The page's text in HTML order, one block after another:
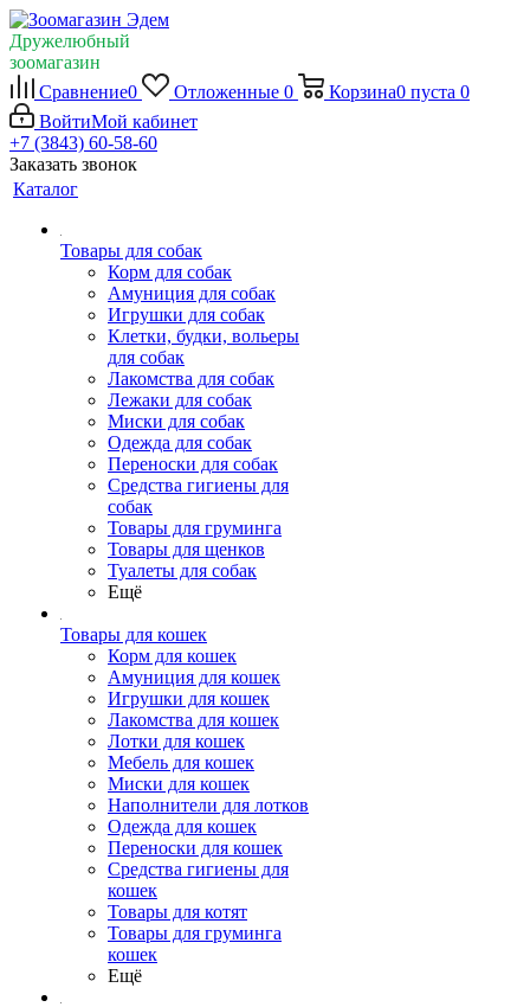
Дружелюбный
зоомагазин
Сравнение0 Отложенные 0 Корзина0 пуста 0
ВойтиМой кабинет
+7 (3843) 60-58-60
Заказать звонок
Каталог
Товары для собак
Корм для собак
Амуниция для собак
Игрушки для собак
Клетки, будки, вольеры
для собак
Лакомства для собак
Лежаки для собак
Миски для собак
Одежда для собак
Переноски для собак
Средства гигиены для
собак
Товары для груминга
Товары для щенков
Туалеты для собак
Ещё
Товары для кошек
Корм для кошек
Амуниция для кошек
Игрушки для кошек
Лакомства для кошек
Лотки для кошек
Мебель для кошек
Миски для кошек
Наполнители для лотков
Одежда для кошек
Переноски для кошек
Средства гигиены для
кошек
Товары для котят
Товары для груминга
кошек
Ещё